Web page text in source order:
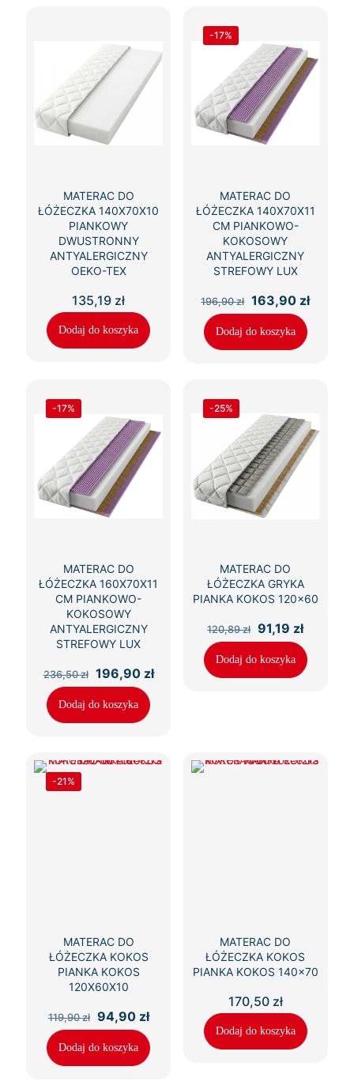
MATERAC DO
ŁÓŻECZKA 140X70X10
PIANKOWY
DWUSTRONNY
ANTYALERGICZNY
OEKO-TEX
135,19 zł
Dodaj do koszyka
-17%
MATERAC DO
ŁÓŻECZKA 140X70X11
CM PIANKOWO-
KOKOSOWY
ANTYALERGICZNY
STREFOWY LUX
196,90zł Pierwotna
cena
wynosiła:
196,90 zł.
163,90 zł
Dodaj do koszyka
-17%
MATERAC DO
ŁÓŻECZKA 160X70X11
CM PIANKOWO-
KOKOSOWY
ANTYALERGICZNY
STREFOWY LUX
236,50zł
Pierwotna
cena
wynosiła:
236,50 zł.
196,90 złAktualna
Dodaj do koszyka
-25%
MATERAC DO
ŁÓŻECZKA GRYKA
PIANKA KOKOS 120×60
120,89zł Pierwotna
cena
wynosiła:
120,89 zł.
91,19 zł
wynosi:
91,19 zł.
Dodaj do koszyka
-21%
MATERAC DO
ŁÓŻECZKA KOKOS
PIANKA KOKOS
120X60X10
119,90zł
Pierwotna
cena
wynosiła:
119,90 zł.
94,90 złAktualna
wynosi:
94,90 zł.
Dodaj do koszyka
MATERAC DO
ŁÓŻECZKA KOKOS
PIANKA KOKOS 140×70
170,50 zł
Dodaj do koszyka